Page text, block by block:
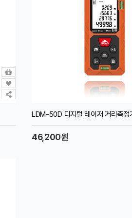
LDM-50D 디지털 레이저 거리측
46,200원